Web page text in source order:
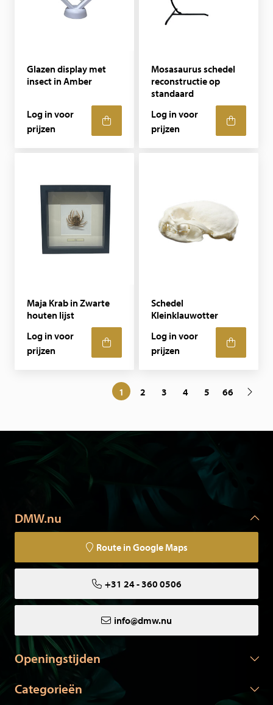
Glazen display met
insect in Amber
Log in voor
prijzen
Mosasaurus schedel
reconstructie op
standaard
Log in voor
prijzen
Maja Krab in Zwarte
houten lijst
Log in voor
prijzen
Schedel
Kleinklauwotter
Log in voor
prijzen
1 2 3 4 5 66
DMW.nu
Route in Google Maps
+31 24 - 360 0506
info@dmw.nu
Openingstijden
Categorieën